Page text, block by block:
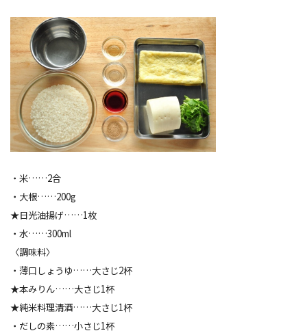
・米……2合
・大根……200g
★日光油揚げ……1枚
・水……300ml
〈調味料〉
・薄口しょうゆ……大さじ2杯
★本みりん……大さじ1杯
★純米料理清酒……大さじ1杯
・だしの素……小さじ1杯